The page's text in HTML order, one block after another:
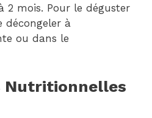
2 mois. Pour le déguster
décongeler à
ou dans le
Nutritionnelles